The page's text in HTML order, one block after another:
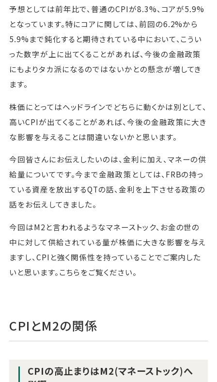
予想としては前年比で、普通のCPIが8.3%、コアが5.9%
となっています。特にコアに関しては、前回の6.2%から
5.9%まで鈍化すると期待されている中において、こうい
った数字が上に出てくることがあれば、今後の金融政策
にもよりタカ派になるのではないかとの懸念が増してき
ます。
株価にとってはヘッドラインでどちらに動くかは別として、
高いCPIが出てくることがあれば、今後の金融政策に大き
な影響を与えることは間違いないかと思います。
今回皆さんにお伝えしたいのは、金利に加え、マネーの供
給量についてです。今まで金融政策としては、FRBの持っ
ている資産を放出するQTの話、金利を上下させる政策の
話をお伝えしてきました。
今回はM2と言われるようなマネーストック、お金の世の
中に対して供給されている量が株価に大きな影響を与え
ますし、CPIと強く関係性を持っていることでご案内した
いと思います。こちらをご覧ください。
CPIとM2の関係
CPIの高止まりはM2(マネーストック)へ